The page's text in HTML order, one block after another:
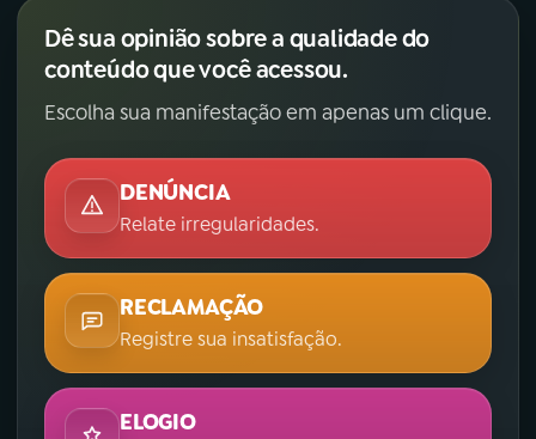
Dê sua opinião sobre a qualidade do
conteúdo que você acessou.
Escolha sua manifestação em apenas um clique.
DENÚNCIA
Relate irregularidades.
RECLAMAÇÃO
Registre sua insatisfação.
ELOGIO